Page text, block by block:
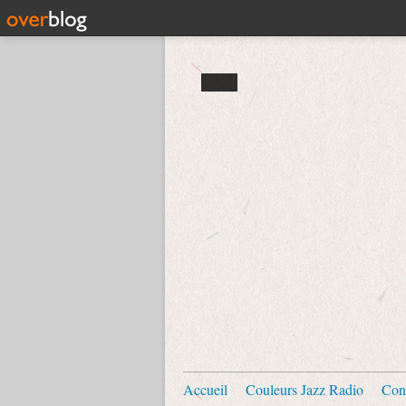
Accueil Couleurs Jazz Radio